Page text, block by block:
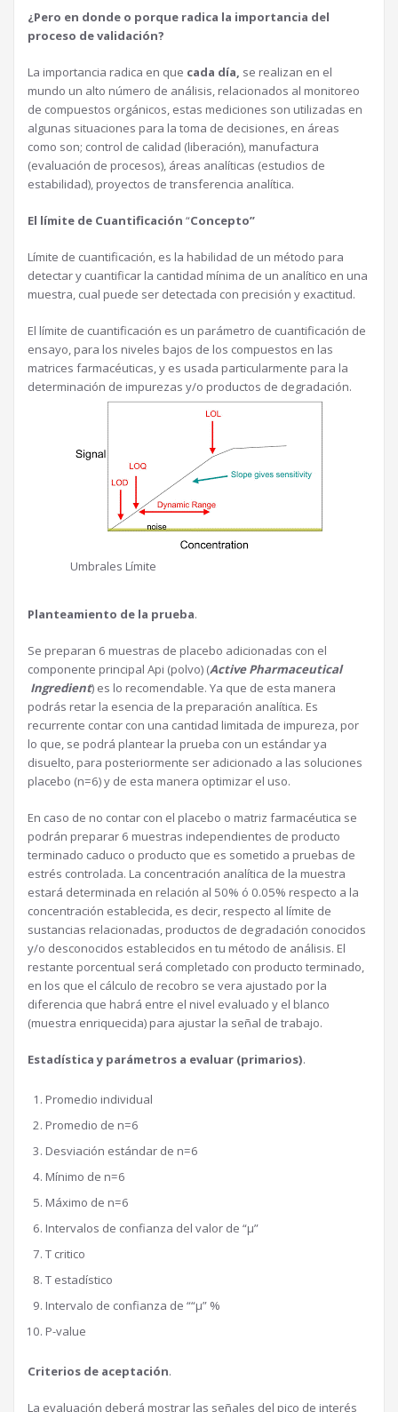
¿Pero en donde o porque radica la importancia del
proceso de validación?
La importancia radica en que cada día, se realizan en el
mundo un alto número de análisis, relacionados al monitoreo
de compuestos orgánicos, estas mediciones son utilizadas en
algunas situaciones para la toma de decisiones, en áreas
como son; control de calidad (liberación), manufactura
(evaluación de procesos), áreas analíticas (estudios de
estabilidad), proyectos de transferencia analítica.
El límite de Cuantificación “Concepto”
Límite de cuantificación, es la habilidad de un método para
detectar y cuantificar la cantidad mínima de un analítico en una
muestra, cual puede ser detectada con precisión y exactitud.
El límite de cuantificación es un parámetro de cuantificación de
ensayo, para los niveles bajos de los compuestos en las
matrices farmacéuticas, y es usada particularmente para la
determinación de impurezas y/o productos de degradación.
Umbrales Límite
Planteamiento de la prueba.
Se preparan 6 muestras de placebo adicionadas con el
componente principal Api (polvo) (Active Pharmaceutical
Ingredient) es lo recomendable. Ya que de esta manera
podrás retar la esencia de la preparación analítica. Es
recurrente contar con una cantidad limitada de impureza, por
lo que, se podrá plantear la prueba con un estándar ya
disuelto, para posteriormente ser adicionado a las soluciones
placebo (n=6) y de esta manera optimizar el uso.
En caso de no contar con el placebo o matriz farmacéutica se
podrán preparar 6 muestras independientes de producto
terminado caduco o producto que es sometido a pruebas de
estrés controlada. La concentración analítica de la muestra
estará determinada en relación al 50% ó 0.05% respecto a la
concentración establecida, es decir, respecto al límite de
sustancias relacionadas, productos de degradación conocidos
y/o desconocidos establecidos en tu método de análisis. El
restante porcentual será completado con producto terminado,
en los que el cálculo de recobro se vera ajustado por la
diferencia que habrá entre el nivel evaluado y el blanco
(muestra enriquecida) para ajustar la señal de trabajo.
Estadística y parámetros a evaluar (primarios).
Promedio individual
Promedio de n=6
Desviación estándar de n=6
Mínimo de n=6
Máximo de n=6
Intervalos de confianza del valor de “µ”
T critico
T estadístico
Intervalo de confianza de ““µ” %
P-value
Criterios de aceptación.
La evaluación deberá mostrar las señales del pico de interés